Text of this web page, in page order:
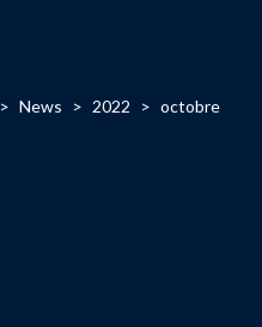
> News > 2022 > octobre